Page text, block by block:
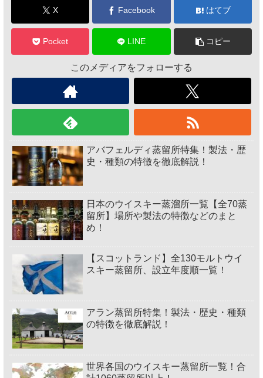
X Facebook はてブ
Pocket LINE コピー
このメディアをフォローする
アバフェルディ蒸留所特集！製法・歴
史・種類の特徴を徹底解説！
日本のウイスキー蒸溜所一覧【全70蒸
留所】場所や製法の特徴などのまと
め！
【スコットランド】全130モルトウイ
スキー蒸留所、設立年度順一覧！
アラン蒸留所特集！製法・歴史・種類
の特徴を徹底解説！
世界各国のウイスキー蒸留所一覧！合